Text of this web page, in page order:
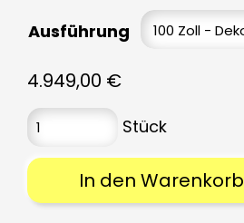
Ausführung
4.949,00 €
In den Warenkorb